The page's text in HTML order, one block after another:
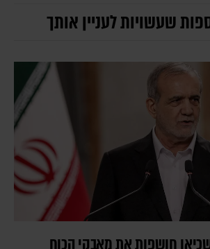
שעשויות לעניין אותך
חושפות את מאבקי הכוח